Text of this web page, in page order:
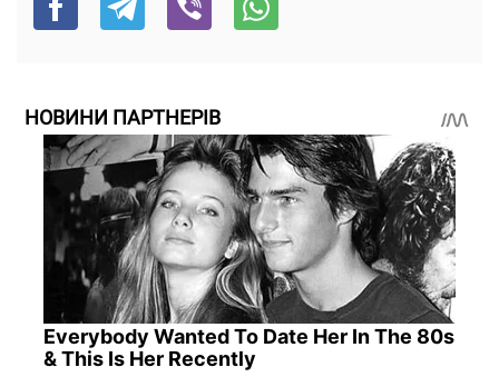
НОВИНИ ПАРТНЕРІВ
Everybody Wanted To Date Her In The 80s
& This Is Her Recently